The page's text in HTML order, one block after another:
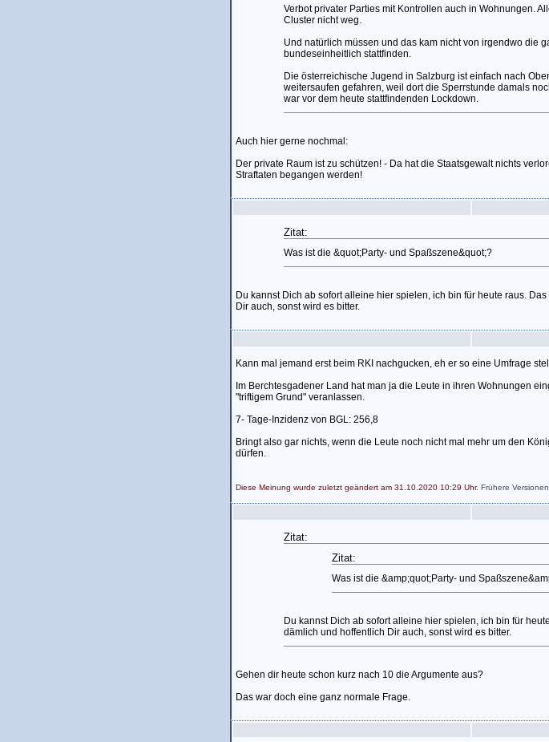
Verbot privater Parties mit Kontrollen auch in Wohnungen.
Cluster nicht weg.
Und natürlich müssen und das kam nicht von irgendwo die
bundeseinheitlich stattfinden.
Die österreichische Jugend in Salzburg ist einfach nach
weitersaufen gefahren, weil dort die Sperrstunde damals
war vor dem heute stattfindenden Lockdown.
Auch hier gerne nochmal:
Der private Raum ist zu schützen! - Da hat die Staatsgewalt nichts
Straftaten begangen werden!
Zitat:
Was ist die &quot;Party- und Spaßszene&quot;?
Du kannst Dich ab sofort alleine hier spielen, ich bin für heute raus.
Dir auch, sonst wird es bitter.
Kann mal jemand erst beim RKI nachgucken, eh er so eine Umfrage
Im Berchtesgadener Land hat man ja die Leute in ihren Wohnungen
"triftigem Grund" veranlassen.
7- Tage-Inzidenz von BGL: 256,8
Bringt also gar nichts, wenn die Leute noch nicht mal mehr um den
dürfen.
Diese Meinung wurde zuletzt geändert am 31.10.2020 10:29 Uhr. Frühere
Zitat:
Zitat:
Was ist die &amp;quot;Party- und
Du kannst Dich ab sofort alleine hier spielen, ich bin für
dämlich und hoffentlich Dir auch, sonst wird es bitter.
Gehen dir heute schon kurz nach 10 die Argumente aus?
Das war doch eine ganz normale Frage.